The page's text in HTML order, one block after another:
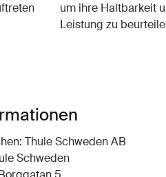
um ihre Haltbarkeit
Leistung zu
Thule Schweden AB
Schweden